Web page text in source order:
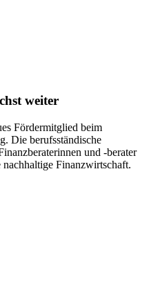
weiter
Fördermitglied beim
Die berufsständische
und -berater
Finanzwirtschaft.